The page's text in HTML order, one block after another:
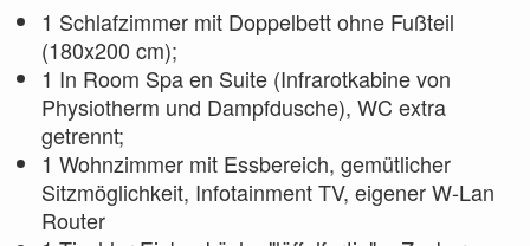
1 Schlafzimmer mit Doppelbett ohne Fußteil
(180x200 cm);
1 In Room Spa en Suite (Infrarotkabine von
Physiotherm und Dampfdusche), WC extra
getrennt;
1 Wohnzimmer mit Essbereich, gemütlicher
Sitzmöglichkeit, Infotainment TV, eigener W-Lan
Router